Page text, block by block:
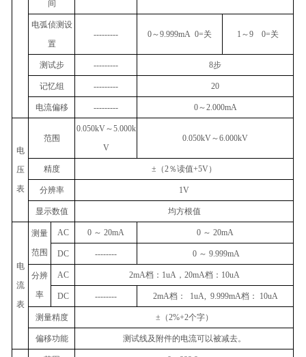
间
电弧侦测设
置
--------- 0～9.999mA 0=关 1 ～9 0=关
测试步 --------- 8步
记忆组 --------- 20
电流偏移 --------- 0～2.000mA
电
压
表
范围
0.050kV～5.000k
V
0.050kV～6.000kV
精度 ± （2％读值+5V）
分辨率 1V
显示数值 均方根值
电
流
表
测量
范围
AC 0 ～ 20mA 0 ～ 20mA
DC -------- 0 ～ 9.999mA
分辨
率
AC 2mA档： 1uA ， 20mA档： 10uA
DC -------- 2mA档： 1uA, 9.999mA档： 10uA
测量精度 ± （2%+2个字）
偏移功能 测试线及附件的电流可以被减去。